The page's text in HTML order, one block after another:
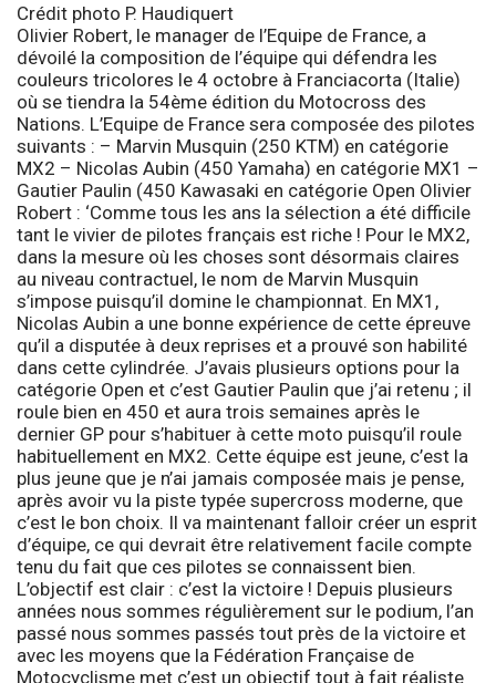
Crédit photo P. Haudiquert
Olivier Robert, le manager de l’Equipe de France, a
dévoilé la composition de l’équipe qui défendra les
couleurs tricolores le 4 octobre à Franciacorta (Italie)
où se tiendra la 54ème édition du Motocross des
Nations. L’Equipe de France sera composée des pilotes
suivants : – Marvin Musquin (250 KTM) en catégorie
MX2 – Nicolas Aubin (450 Yamaha) en catégorie MX1 –
Gautier Paulin (450 Kawasaki en catégorie Open Olivier
Robert : ‘Comme tous les ans la sélection a été difficile
tant le vivier de pilotes français est riche ! Pour le MX2,
dans la mesure où les choses sont désormais claires
au niveau contractuel, le nom de Marvin Musquin
s’impose puisqu’il domine le championnat. En MX1,
Nicolas Aubin a une bonne expérience de cette épreuve
qu’il a disputée à deux reprises et a prouvé son habilité
dans cette cylindrée. J’avais plusieurs options pour la
catégorie Open et c’est Gautier Paulin que j’ai retenu ; il
roule bien en 450 et aura trois semaines après le
dernier GP pour s’habituer à cette moto puisqu’il roule
habituellement en MX2. Cette équipe est jeune, c’est la
plus jeune que je n’ai jamais composée mais je pense,
après avoir vu la piste typée supercross moderne, que
c’est le bon choix. Il va maintenant falloir créer un esprit
d’équipe, ce qui devrait être relativement facile compte
tenu du fait que ces pilotes se connaissent bien.
L’objectif est clair : c’est la victoire ! Depuis plusieurs
années nous sommes régulièrement sur le podium, l’an
passé nous sommes passés tout près de la victoire et
avec les moyens que la Fédération Française de
Motocyclisme met c’est un objectif tout à fait réaliste